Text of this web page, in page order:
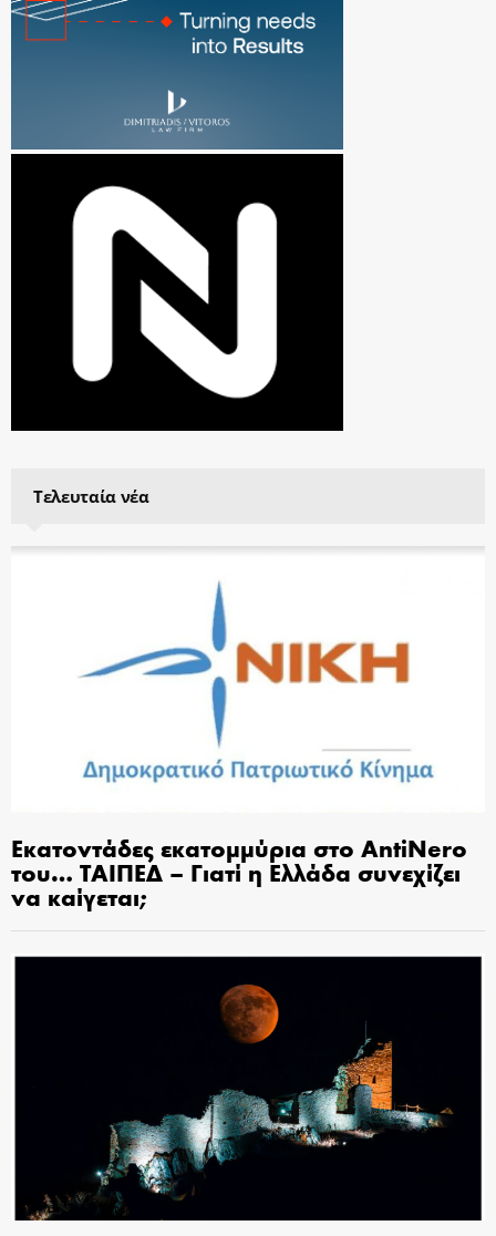
Τελευταία νέα
Εκατοντάδες εκατομμύρια στο AntiNero
του… ΤΑΙΠΕΔ – Γιατί η Ελλάδα συνεχίζει
να καίγεται;